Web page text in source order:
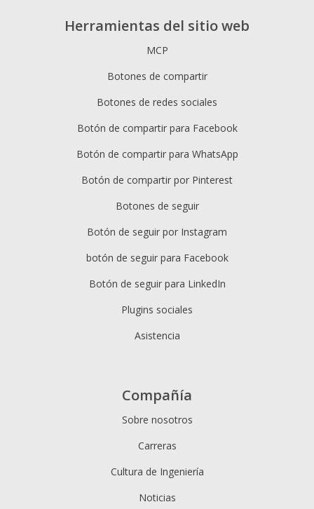
Herramientas del sitio web
MCP
Botones de compartir
Botones de redes sociales
Botón de compartir para Facebook
Botón de compartir para WhatsApp
Botón de compartir por Pinterest
Botones de seguir
Botón de seguir por Instagram
botón de seguir para Facebook
Botón de seguir para LinkedIn
Plugins sociales
Asistencia
Compañía
Sobre nosotros
Carreras
Cultura de Ingeniería
Noticias